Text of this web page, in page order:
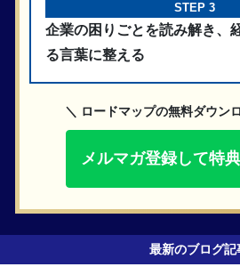
STEP 3
企業の困りごとを読み解き、
る言葉に整える
＼ ロードマップの無料ダウン
メルマガ登録して特
最新のブログ記